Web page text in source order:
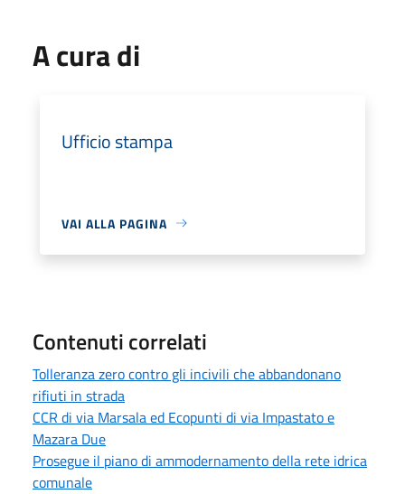
A cura di
Ufficio stampa
VAI ALLA PAGINA
Contenuti correlati
Tolleranza zero contro gli incivili che abbandonano
rifiuti in strada
CCR di via Marsala ed Ecopunti di via Impastato e
Mazara Due
Prosegue il piano di ammodernamento della rete idrica
comunale